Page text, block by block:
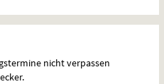
nicht verpassen